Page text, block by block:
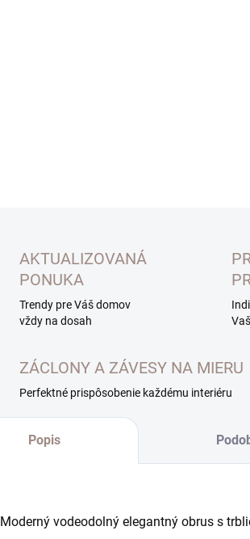
AKTUALIZOVANÁ
PONUKA
Trendy pre Váš domov
vždy na dosah
ZÁCLONY A ZÁVESY NA MIERU
Perfektné prispôsobenie každému interiéru
Popis
Moderný vodeodolný elegantný obrus s